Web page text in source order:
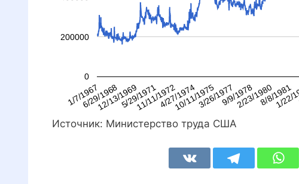
1/7/1967
6/29/1968
12/13/19695/29/1971
11/11/19724/27/1974
10/11/19753/26/19779/9/1978
2/23/19808/8/1981
1/22/
0
200000
Источник: Министерство труда США